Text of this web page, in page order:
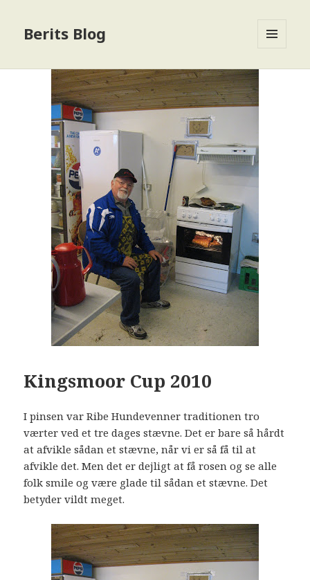
Berits Blog
Kingsmoor Cup 2010
I pinsen var Ribe Hundevenner traditionen tro
værter ved et tre dages stævne. Det er bare så hårdt
at afvikle sådan et stævne, når vi er så få til at
afvikle det. Men det er dejligt at få rosen og se alle
folk smile og være glade til sådan et stævne. Det
betyder vildt meget.